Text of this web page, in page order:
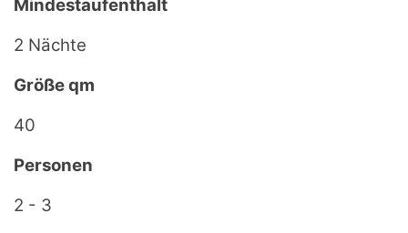
Mindestaufenthalt
2 Nächte
Größe qm
40
Personen
2 - 3